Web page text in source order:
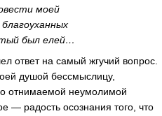
моей
был елей…
ответ на самый жгучий вопрос.
душой бессмыслицу,
отнимаемой неумолимой
— радость осознания того, что